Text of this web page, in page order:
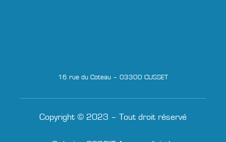
16 rue du Coteau – 03300 CUSSET
Copyright © 2023 – Tout droit réservé